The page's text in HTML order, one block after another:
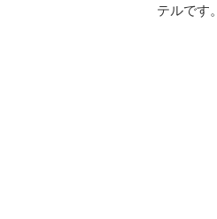
テルです。